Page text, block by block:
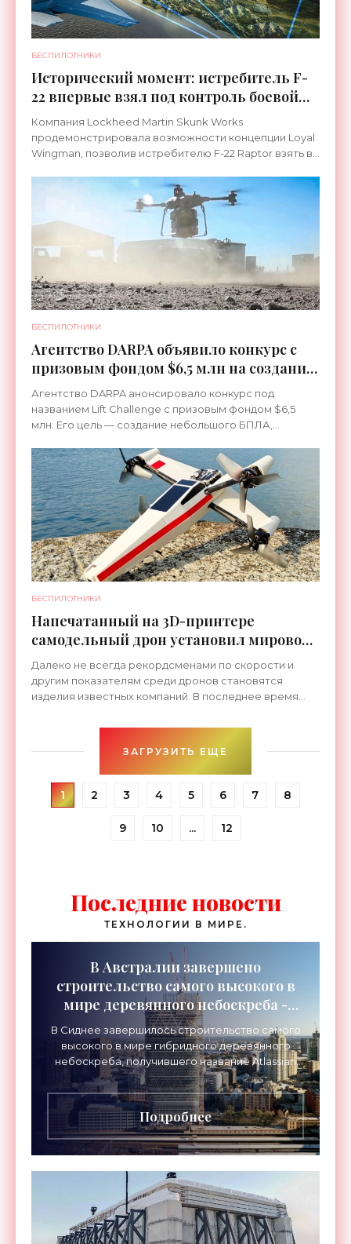
БЕСПИЛОТНИКИ
Исторический момент: истребитель F-
22 впервые взял под контроль боевой
беспилотник - «Беспилотники»
Компания Lockheed Martin Skunk Works
продемонстрировала возможности концепции Loyal
Wingman, позволив истребителю F-22 Raptor взять в
БЕСПИЛОТНИКИ
Агентство DARPA объявило конкурс с
призовым фондом $6,5 млн на создание
дрона-тяжеловоза - «Беспилотники»
Агентство DARPA анонсировало конкурс под
названием Lift Challenge c призовым фондом $6,5
млн. Его цель — создание небольшого БПЛА,
что станет
БЕСПИЛОТНИКИ
Напечатанный на 3D-принтере
самодельный дрон установил мировой
рекорд скорости - «Беспилотники»
Далеко не всегда рекордсменами по скорости и
другим показателям среди дронов становятся
изделия известных компаний. В последнее время
ЗАГРУЗИТЬ ЕЩЕ
1 2 3 4 5 6 7 8
9 10 ... 12
Последние новости
ТЕХНОЛОГИИ В МИРЕ.
В Австралии завершено
строительство самого высокого в
мире деревянного небоскреба -
«Технологии»
В Сиднее завершилось строительство самого
высокого в мире гибридного деревянного
небоскреба, получившего название Atlassian
Central. Башня высотой 180 метров более чем
вдвое превзошла
Подробнее